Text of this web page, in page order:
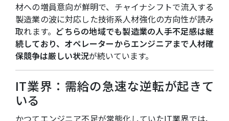
材への増員意向が鮮明で、チャイナシフトで流入する
製造業の波に対応した技術系人材強化の方向性が読み
取れます。 どちらの地域でも製造業の人手不足感は継
続しており、オペレーターからエンジニアまで人材確
保競争は厳しい状況が続いています。
IT業界：需給の急速な逆転が起きて
いる
かつてエンジニア不足が常態化していたIT業界では、